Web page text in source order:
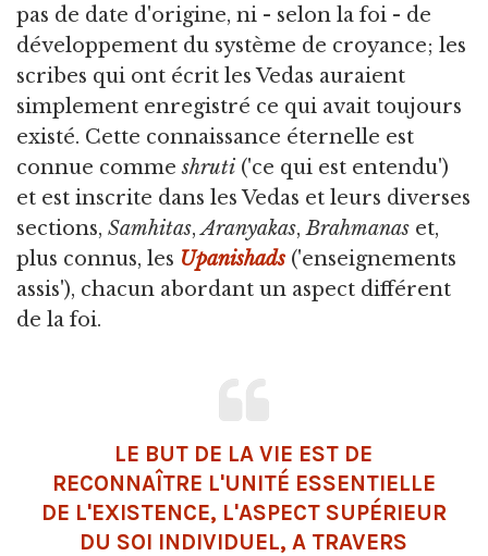
pas de date d'origine, ni - selon la foi - de
développement du système de croyance; les
scribes qui ont écrit les Vedas auraient
simplement enregistré ce qui avait toujours
existé. Cette connaissance éternelle est
connue commeshruti ('ce qui est entendu')
et est inscrite dans les Vedas et leurs diverses
sections, Samhitas,Aranyakas,Brahmanas et,
plus connus, les Upanishads ('enseignements
assis'), chacun abordant un aspect différent
de la foi.
LE BUT DE LA VIE EST DE
RECONNAÎTRE L'UNITÉ ESSENTIELLE
DE L'EXISTENCE, L'ASPECT SUPÉRIEUR
DU SOI INDIVIDUEL, A TRAVERS